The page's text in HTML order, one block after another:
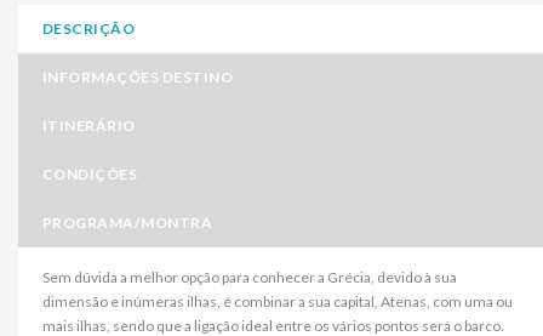
DESCRIÇÃO
INFORMAÇÕES DESTINO
ITINERÁRIO
CONDIÇÕES
PROGRAMA/MONTRA
Sem dúvida a melhor opção para conhecer a Grécia, devido à sua
dimensão e inúmeras ilhas, é combinar a sua capital, Atenas, com uma ou
mais ilhas, sendo que a ligação ideal entre os vários pontos será o barco.